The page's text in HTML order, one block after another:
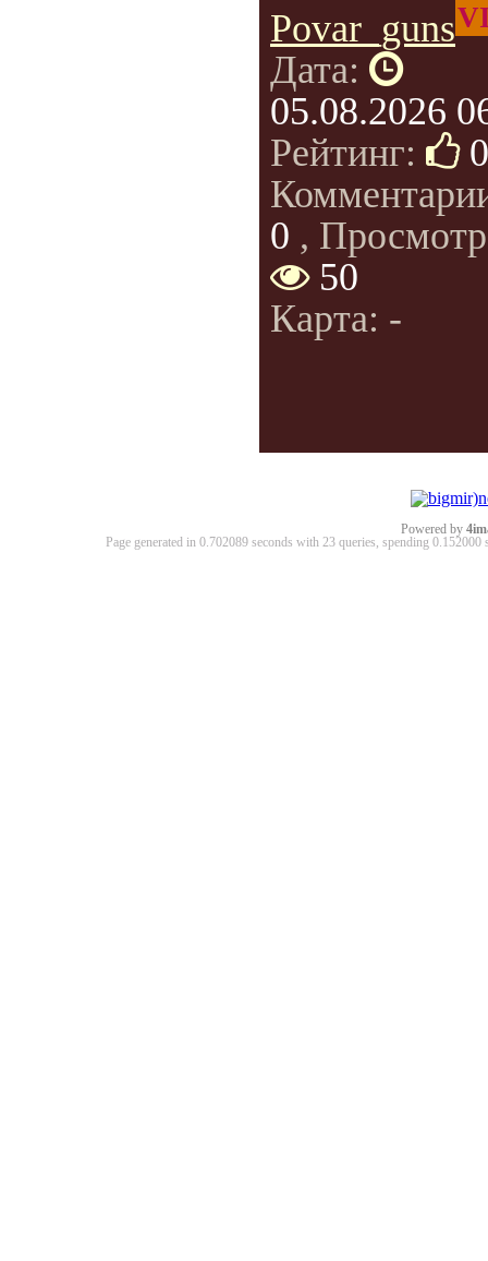
Povar_guns
Дата:
05.08.2026
Рейтинг:
0
0 ,
50
Карта: -
Powered by
Page generated in 0.702089 seconds with 23 queries, spending